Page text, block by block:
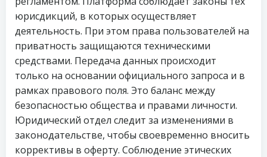
юрисдикций, в которых осуществляет
деятельность. При этом права пользователей на
приватность защищаются техническими
средствами. Передача данных происходит
только на основании официального запроса и в
рамках правового поля. Это баланс между
безопасностью общества и правами личности.
Юридический отдел следит за изменениями в
законодательстве, чтобы своевременно вносить
коррективы в оферту. Соблюдение этических